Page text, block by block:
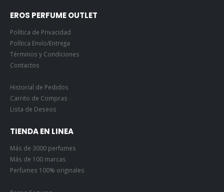
EROS PERFUME OUTLET
Política de Privacidad
Política Envío/Entrega
Términos y Condiciones
Contactos
Historial de Pedidos
Carrito de Compras
Lista de Deseos
TIENDA EN LINEA
Más de 3000 perfumes
Más de 100 marcas
Perfumes 100% originales